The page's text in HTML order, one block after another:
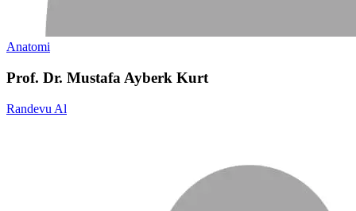
Anatomi
Prof. Dr. Mustafa Ayberk Kurt
Randevu Al